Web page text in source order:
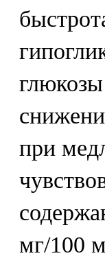
при
мг/100